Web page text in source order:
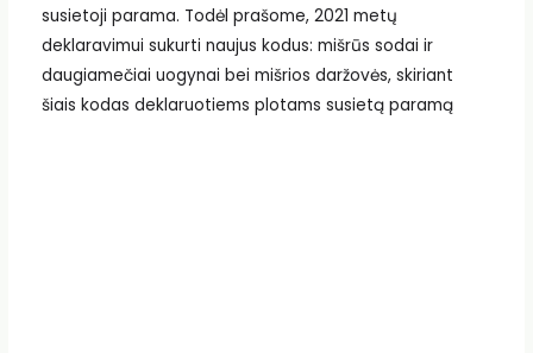
susietoji parama. Todėl prašome, 2021 metų
deklaravimui sukurti naujus kodus: mišrūs sodai ir
daugiamečiai uogynai bei mišrios daržovės, skiriant
šiais kodas deklaruotiems plotams susietą paramą